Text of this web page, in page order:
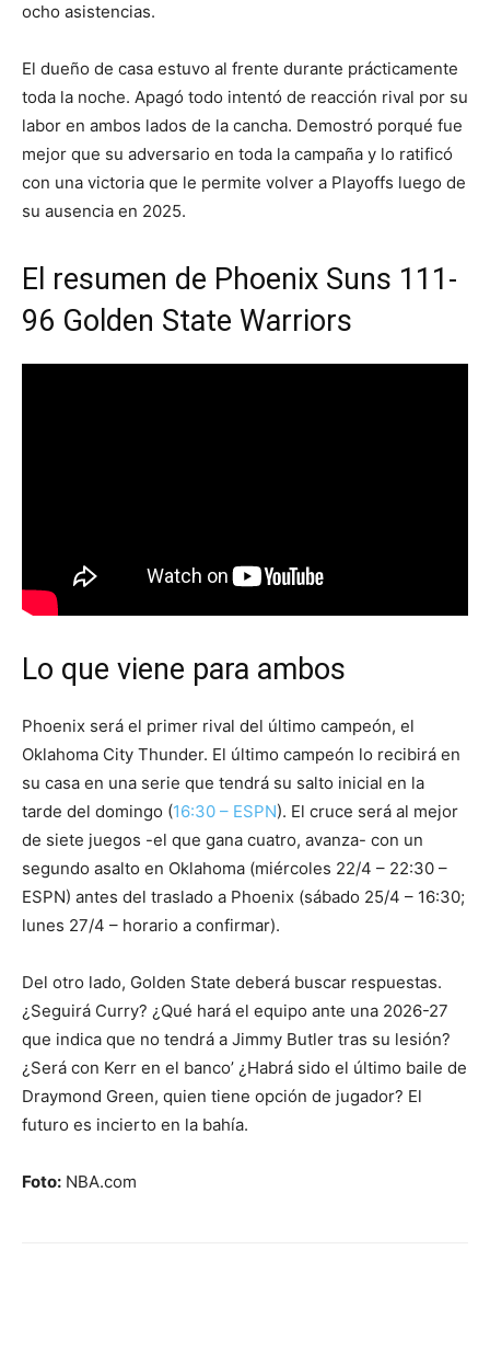
ocho asistencias.
El dueño de casa estuvo al frente durante prácticamente
toda la noche. Apagó todo intentó de reacción rival por su
labor en ambos lados de la cancha. Demostró porqué fue
mejor que su adversario en toda la campaña y lo ratificó
con una victoria que le permite volver a Playoffs luego de
su ausencia en 2025.
El resumen de Phoenix Suns 111-
96 Golden State Warriors
Lo que viene para ambos
Phoenix será el primer rival del último campeón, el
Oklahoma City Thunder. El último campeón lo recibirá en
su casa en una serie que tendrá su salto inicial en la
tarde del domingo (16:30 – ESPN). El cruce será al mejor
de siete juegos -el que gana cuatro, avanza- con un
segundo asalto en Oklahoma (miércoles 22/4 – 22:30 –
ESPN) antes del traslado a Phoenix (sábado 25/4 – 16:30;
lunes 27/4 – horario a confirmar).
Del otro lado, Golden State deberá buscar respuestas.
¿Seguirá Curry? ¿Qué hará el equipo ante una 2026-27
que indica que no tendrá a Jimmy Butler tras su lesión?
¿Será con Kerr en el banco’ ¿Habrá sido el último baile de
Draymond Green, quien tiene opción de jugador? El
futuro es incierto en la bahía.
Foto: NBA.com